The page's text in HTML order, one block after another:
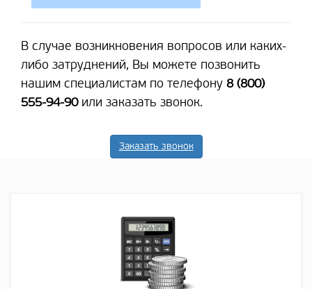
В случае возникновения вопросов или каких-
либо затруднений, Вы можете позвонить
нашим специалистам по телефону 8 (800)
555-94-90или заказать звонок.
Заказать звонок